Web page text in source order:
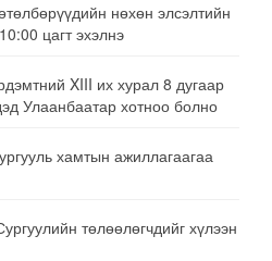
нөхөн элсэлтийн
цагт эхэлнэ
XIII их хурал 8 дугаар
Улаанбаатар хотноо болно
хамтын ажиллагаагаа
төлөөлөгчдийг хүлээн